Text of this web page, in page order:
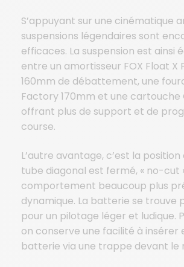
S’appuyant sur une cinématique
suspensions légendaires sont
efficaces. La suspension est ainsi
entre un amortisseur FOX Float X
160mm de débattement, une
Factory 170mm et une cartouche
offrant plus de support et de
course.
L’autre avantage, c’est la
tube diagonal est fermé, « no-cut
comportement beaucoup plus
dynamique. La batterie se trouve
pour un pilotage léger et ludique.
on conserve une facilité à insérer
batterie via une trappe devant le